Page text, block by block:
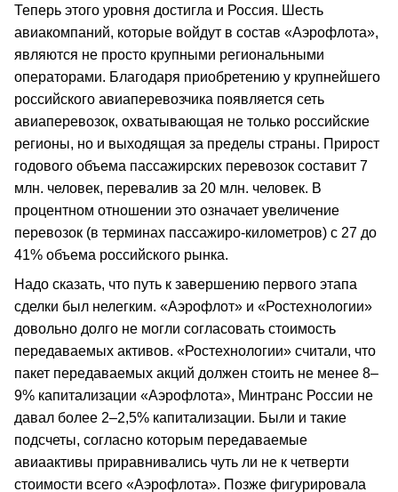
Теперь этого уровня достигла и Россия. Шесть
авиакомпаний, которые войдут в состав «Аэрофлота»,
являются не просто крупными региональными
операторами. Благодаря приобретению у крупнейшего
российского авиаперевозчика появляется сеть
авиаперевозок, охватывающая не только российские
регионы, но и выходящая за пределы страны. Прирост
годового объема пассажирских перевозок составит 7
млн. человек, перевалив за 20 млн. человек. В
процентном отношении это означает увеличение
перевозок (в терминах пассажиро-километров) с 27 до
41% объема российского рынка.
Надо сказать, что путь к завершению первого этапа
сделки был нелегким. «Аэрофлот» и «Ростехнологии»
довольно долго не могли согласовать стоимость
передаваемых активов. «Ростехнологии» считали, что
пакет передаваемых акций должен стоить не менее 8–
9% капитализации «Аэрофлота», Минтранс России не
давал более 2–2,5% капитализации. Были и такие
подсчеты, согласно которым передаваемые
авиаактивы приравнивались чуть ли не к четверти
стоимости всего «Аэрофлота». Позже фигурировала